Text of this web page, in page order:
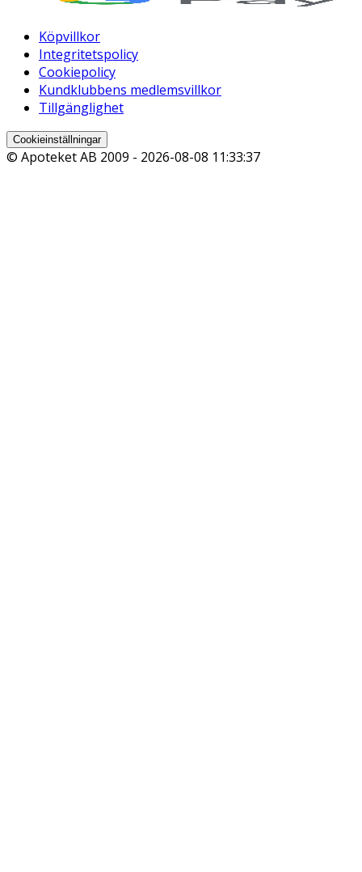
Köpvillkor
Integritetspolicy
Cookiepolicy
Kundklubbens medlemsvillkor
Tillgänglighet
Cookieinställningar
© Apoteket AB 2009 - 2026-08-08 11:33:37